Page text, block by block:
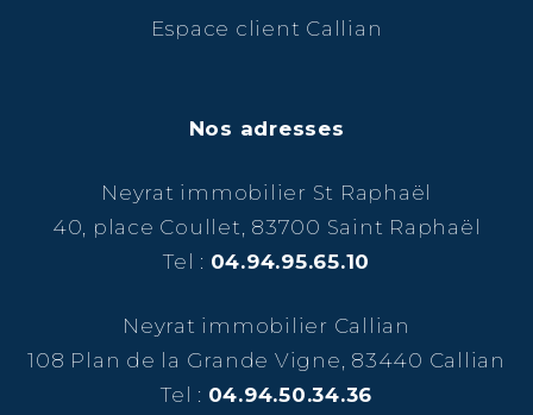
Espace client Callian
Nos adresses
Neyrat immobilier St Raphaël
40, place Coullet, 83700 Saint Raphaël
Tel : 04.94.95.65.10
Neyrat immobilier Callian
108 Plan de la Grande Vigne, 83440 Callian
Tel : 04.94.50.34.36